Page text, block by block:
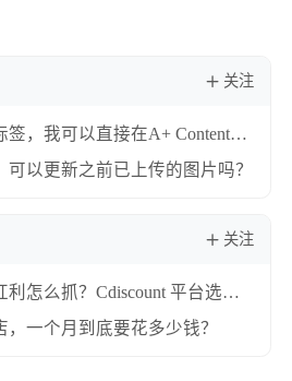
关注
签，我可以直接在A+ Content
图片，而不在上传前标记文件
可以更新之前已上传的图片吗？
关注
利怎么抓？Cdiscount 平台选品
，一个月到底要花多少钱？